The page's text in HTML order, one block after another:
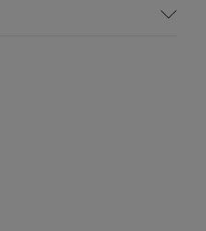
cielęca / Tworzywo PU /
(45% poliester z